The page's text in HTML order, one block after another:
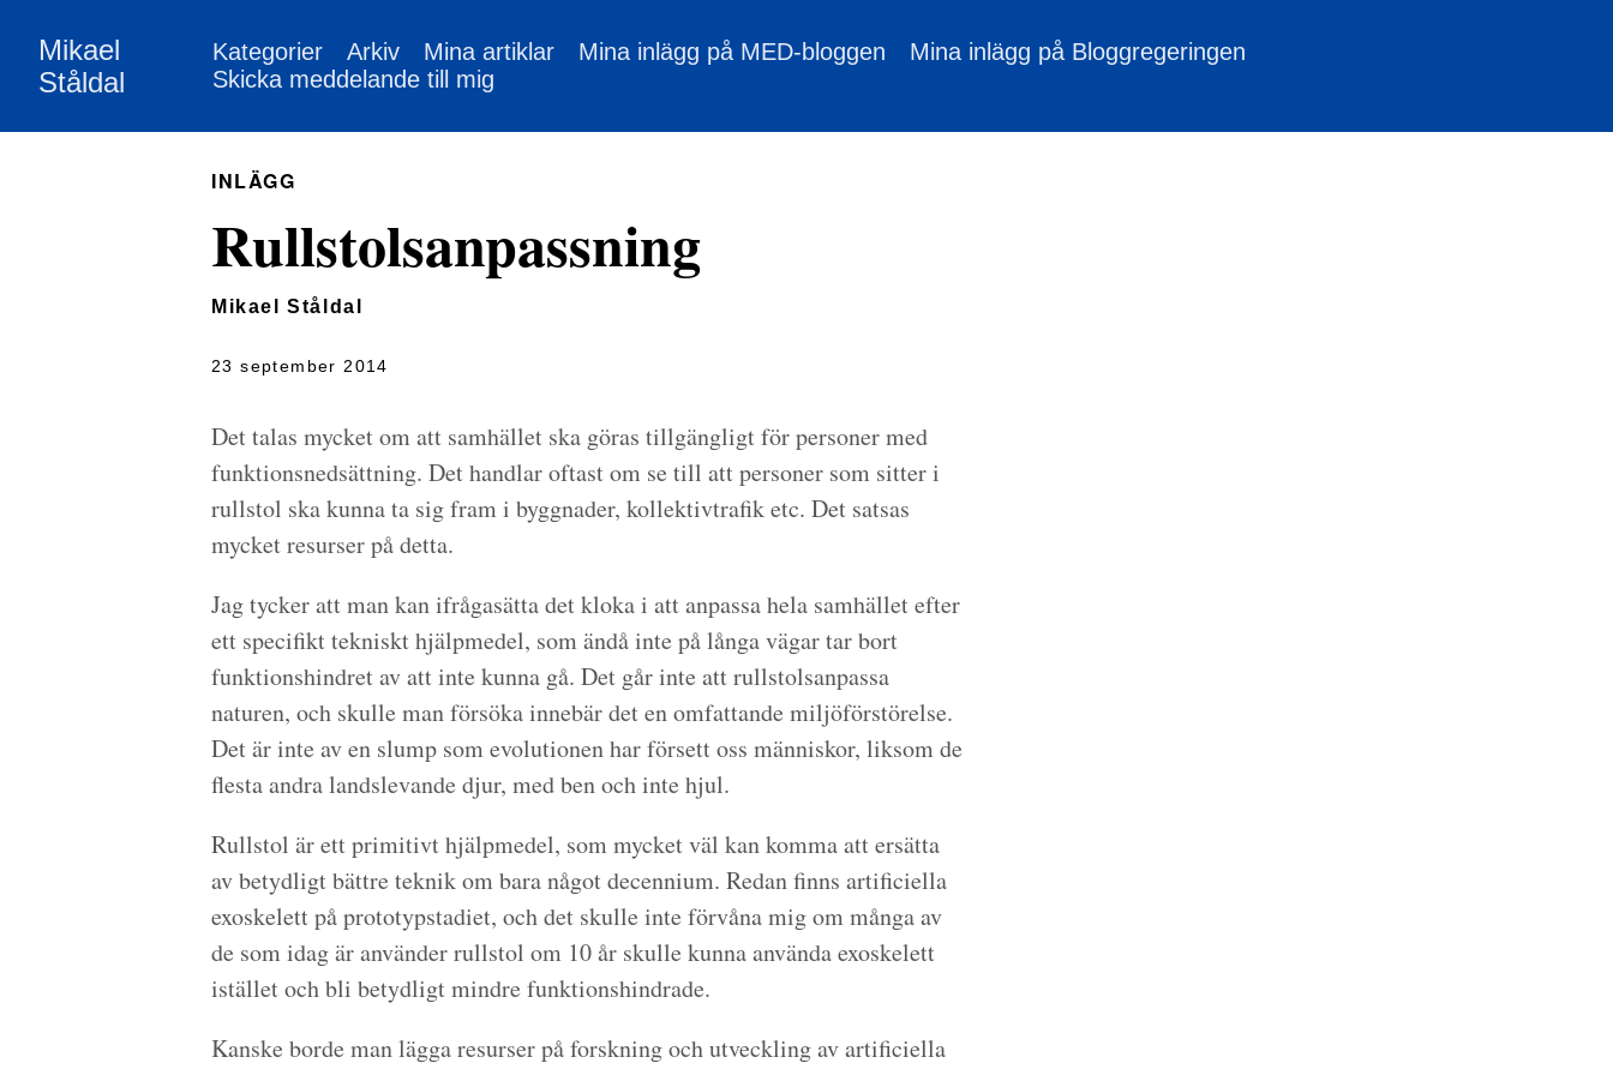
Mikael
Ståldal
Kategorier Arkiv Mina artiklar Mina inlägg på MED-bloggen
Mina inlägg på Bloggregeringen
Skicka meddelande till mig
INLÄGG
Rullstolsanpassning
Mikael Ståldal
23 september 2014
Det talas mycket om att samhället ska göras tillgängligt för personer med
funktionsnedsättning. Det handlar oftast om se till att personer som sitter i
rullstol ska kunna ta sig fram i byggnader, kollektivtrafik etc. Det satsas
mycket resurser på detta.
Jag tycker att man kan ifrågasätta det kloka i att anpassa hela samhället efter
ett specifikt tekniskt hjälpmedel, som ändå inte på långa vägar tar bort
funktionshindret av att inte kunna gå. Det går inte att rullstolsanpassa
naturen, och skulle man försöka innebär det en omfattande miljöförstörelse.
Det är inte av en slump som evolutionen har försett oss människor, liksom de
flesta andra landslevande djur, med ben och inte hjul.
Rullstol är ett primitivt hjälpmedel, som mycket väl kan komma att ersätta
av betydligt bättre teknik om bara något decennium. Redan finns artificiella
exoskelett på prototypstadiet, och det skulle inte förvåna mig om många av
de som idag är använder rullstol om 10 år skulle kunna använda exoskelett
istället och bli betydligt mindre funktionshindrade.
Kanske borde man lägga resurser på forskning och utveckling av artificiella